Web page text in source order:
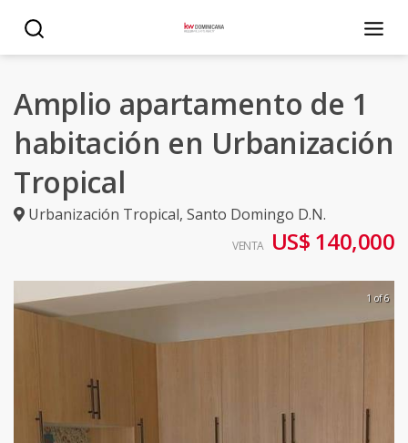
Amplio apartamento de 1
habitación en Urbanización
Tropical
Urbanización Tropical, Santo Domingo D.N.
VENTA US$ 140,000
1 of 6